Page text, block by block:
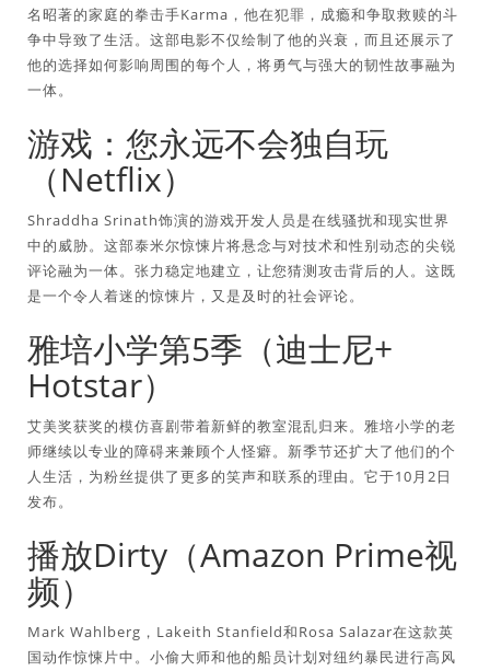
名昭著的家庭的拳击手Karma，他在犯罪，成瘾和争取救赎的斗
争中导致了生活。这部电影不仅绘制了他的兴衰，而且还展示了
他的选择如何影响周围的每个人，将勇气与强大的韧性故事融为
一体。
游戏：您永远不会独自玩
（Netflix）
Shraddha Srinath饰演的游戏开发人员是在线骚扰和现实世界
中的威胁。这部泰米尔惊悚片将悬念与对技术和性别动态的尖锐
评论融为一体。张力稳定地建立，让您猜测攻击背后的人。这既
是一个令人着迷的惊悚片，又是及时的社会评论。
雅培小学第5季（迪士尼+
Hotstar）
艾美奖获奖的模仿喜剧带着新鲜的教室混乱归来。雅培小学的老
师继续以专业的障碍来兼顾个人怪癖。新季节还扩大了他们的个
人生活，为粉丝提供了更多的笑声和联系的理由。它于10月2日
发布。
播放Dirty（Amazon Prime视
频）
Mark Wahlberg，Lakeith Stanfield和Rosa Salazar在这款英
国动作惊悚片中。小偷大师和他的船员计划对纽约暴民进行高风